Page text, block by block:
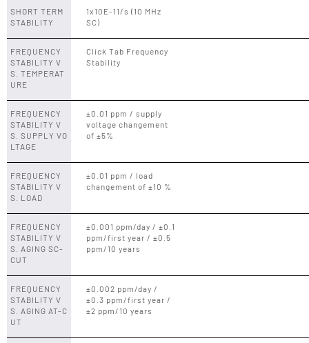
SHORT TERM
STABILITY
1x10E-11/s (10 MHz
SC)
FREQUENCY
STABILITY V
S. TEMPERAT
URE
Click Tab Frequency
Stability
FREQUENCY
STABILITY V
S. SUPPLY VO
LTAGE
±0.01 ppm / supply
voltage changement
of ±5%
FREQUENCY
STABILITY V
S. LOAD
±0.01 ppm / load
changement of ±10 %
FREQUENCY
STABILITY V
S. AGING SC-
CUT
±0.001 ppm/day / ±0.1
ppm/first year / ±0.5
ppm/10 years
FREQUENCY
STABILITY V
S. AGING AT-C
UT
±0.002 ppm/day /
±0.3 ppm/first year /
±2 ppm/10 years